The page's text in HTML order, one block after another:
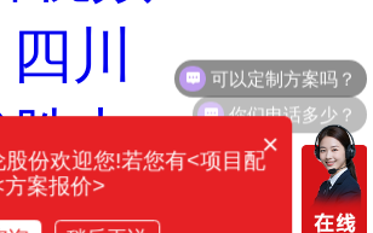
广安武胜中学
可以定制方案吗？
你们电话多少？
×
股份欢迎您!若您有<项目配
案报价>